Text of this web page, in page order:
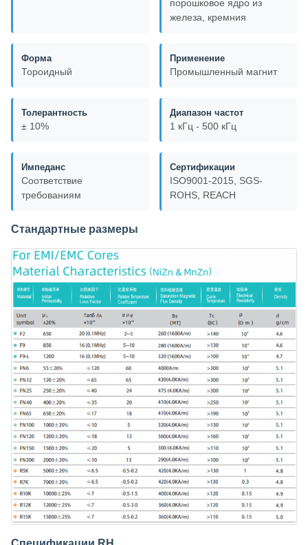
порошковое ядро из
железа, кремния
Форма
Тороидный
Применение
Промышленный магнит
Толерантность
± 10%
Диапазон частот
1 кГц - 500 кГц
Импеданс
Соответствие
требованиям
Сертификации
ISO9001-2015, SGS-
ROHS, REACH
Стандартные размеры